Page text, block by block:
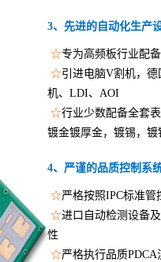
3、先进的自动化生产
☆专为高频板行业配
☆引进电脑V割机，
机、LDI、AOI
☆行业少数配备全套
镀金镀厚金，镀锡，
4、严谨的品质控制系
☆严格按照IPC标准管
☆进口自动检测设备
性
☆严格执行品质